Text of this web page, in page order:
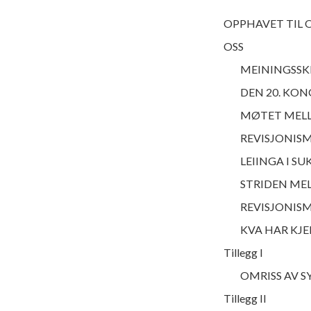
OPPHAVET TIL
OSS
DEN 20.
MØTET
LEIINGA I
STRIDEN
KVA HAR
Tillegg I
OMRISS AV
Tillegg II